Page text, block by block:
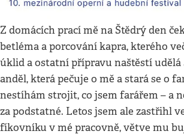
Z domácích prací mě na Štědrý den
betléma a porcování kapra, kterého
úklid a ostatní přípravu naštěstí udělá
anděl, která pečuje o mě a stará se o
nestíhám strojit, co jsem farářem – a
za podstatné. Letos jsem ale zastřihl
fíkovníku v mé pracovně, větve mu